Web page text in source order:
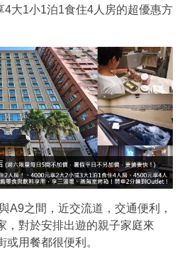
4大1小1泊1食住4人房的超優惠方
A9之間，近交流道，交通便利，
，對於安排出遊的親子家庭來
用餐都很便利。